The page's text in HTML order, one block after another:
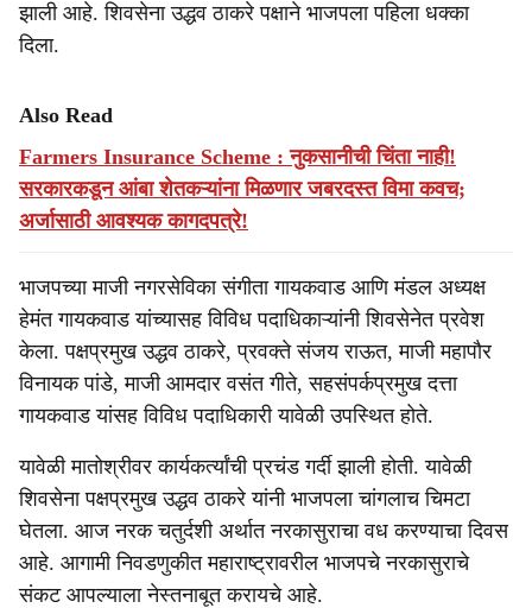
झाली आहे. शिवसेना उद्धव ठाकरे पक्षाने भाजपला पहिला धक्का
दिला.
Also Read
Farmers Insurance Scheme : नुकसानीची चिंता नाही!
सरकारकडून आंबा शेतकऱ्यांना मिळणार जबरदस्त विमा कवच;
अर्जासाठी आवश्यक कागदपत्रे!
भाजपच्या माजी नगरसेविका संगीता गायकवाड आणि मंडल अध्यक्ष
हेमंत गायकवाड यांच्यासह विविध पदाधिकाऱ्यांनी शिवसेनेत प्रवेश
केला. पक्षप्रमुख उद्धव ठाकरे, प्रवक्ते संजय राऊत, माजी महापौर
विनायक पांडे, माजी आमदार वसंत गीते, सहसंपर्कप्रमुख दत्ता
गायकवाड यांसह विविध पदाधिकारी यावेळी उपस्थित होते.
यावेळी मातोश्रीवर कार्यकर्त्यांची प्रचंड गर्दी झाली होती. यावेळी
शिवसेना पक्षप्रमुख उद्धव ठाकरे यांनी भाजपला चांगलाच चिमटा
घेतला. आज नरक चतुर्दशी अर्थात नरकासुराचा वध करण्याचा दिवस
आहे. आगामी निवडणुकीत महाराष्ट्रावरील भाजपचे नरकासुराचे
संकट आपल्याला नेस्तनाबूत करायचे आहे.